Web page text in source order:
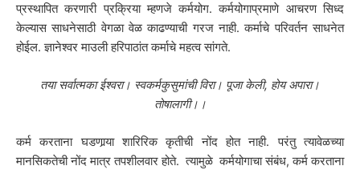
प्रस्थापित करणारी प्रक्रिया म्हणजे कर्मयोग. कर्मयोगाप्रमाणे आचरण सिध्द
केल्यास साधनेसाठी वेगळा वेळ काढण्याची गरज नाही. कर्माचे परिवर्तन साधनेत
होईल. ज्ञानेश्वर माउली हरिपाठांत कर्माचे महत्व सांगते.
तया सर्वात्मका ईश्वरा। स्वकर्मकुसुमांची विरा। पूजा केली, होय अपारा।
तोषालागी।।
कर्म करताना घडणार्‍या शारिरिक कृतीची नोंद होत नाही. परंतु त्यावेळच्या
मानसिकतेची नोंद मात्र तपशीलवार होते. त्यामुळे कर्मयोगाचा संबंध, कर्म करताना